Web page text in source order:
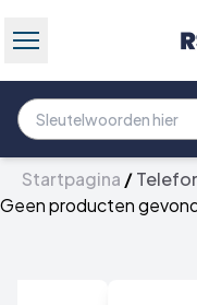
Startpagina /
Geen producten